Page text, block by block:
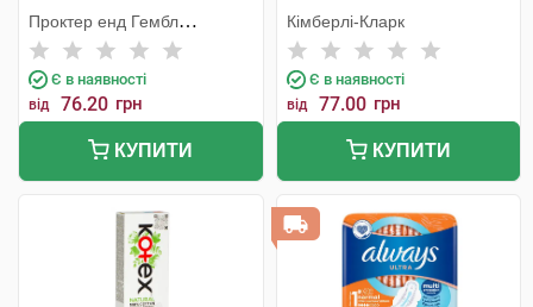
Проктер енд Гембл
Мануфекчурінг
Є в наявності
від 76.20 грн
КУПИТИ
Кімберлі-Кларк
Є в наявності
від 77.00 грн
КУПИТИ